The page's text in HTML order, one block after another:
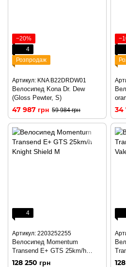
−20%
4
Розпродаж
Артикул: KNA B22DRDW01
Велосипед Kona Dr. Dew
(Gloss Pewter, S)
47 987 грн 59 984 грн 34
4
Артикул: 2203252255
Велосипед Momentum
Transend E+ GTS 25km/h
Knight Shield M
128 250 грн